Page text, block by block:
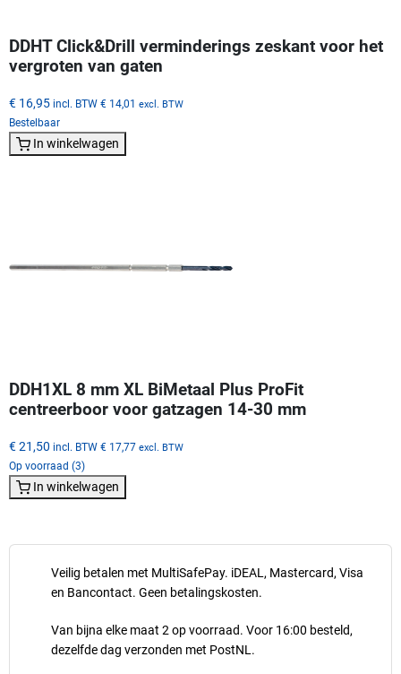
Veilig betalen met MultiSafePay. iDEAL, Mastercard, Visa
en Bancontact. Geen betalingskosten.
Van bijna elke maat 2 op voorraad. Voor 16:00 besteld,
dezelfde dag verzonden met PostNL.
DDHT Click&Drill verminderings zeskant voor het
vergroten van gaten
€ 16,95 incl. BTW € 14,01 excl. BTW
Bestelbaar
In winkelwagen
DDH1XL 8 mm XL BiMetaal Plus ProFit
centreerboor voor gatzagen 14-30 mm
€ 21,50 incl. BTW € 17,77 excl. BTW
Op voorraad (3)
In winkelwagen